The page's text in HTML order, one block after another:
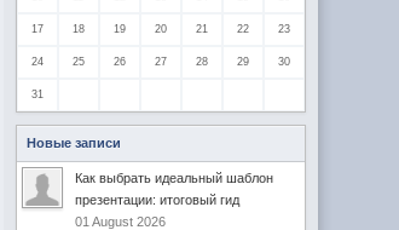
17 18 19 20 21 22 23
24 25 26 27 28 29 30
31
Новые записи
Как выбрать идеальный шаблон
презентации: итоговый гид
01 August 2026